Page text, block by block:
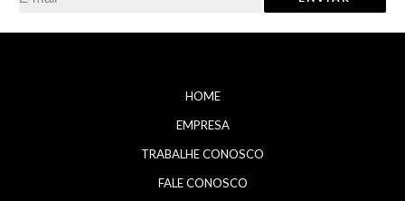
HOME
EMPRESA
TRABALHE CONOSCO
FALE CONOSCO